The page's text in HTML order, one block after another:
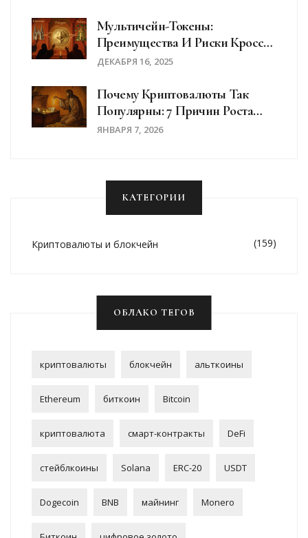
Мультичейн-Токены:
Преимущества И Риски Кросс-
Чейн Активов
ДЕКАБРЯ 16, 2025
Почему Криптовалюты Так
Популярны: 7 Причин Роста
Интереса
ЯНВАРЯ 7, 2026
КАТЕГОРИИ
Криптовалюты и блокчейн (159)
ОБЛАКО ТЕГОВ
криптовалюты блокчейн альткоины
Ethereum биткоин Bitcoin
криптовалюта смарт-контракты DeFi
стейблкоины Solana ERC-20 USDT
Dogecoin BNB майнинг Monero